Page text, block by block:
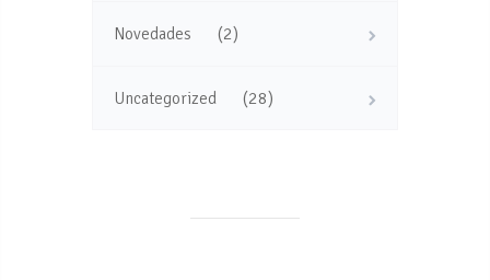
Novedades (2)
Uncategorized (28)